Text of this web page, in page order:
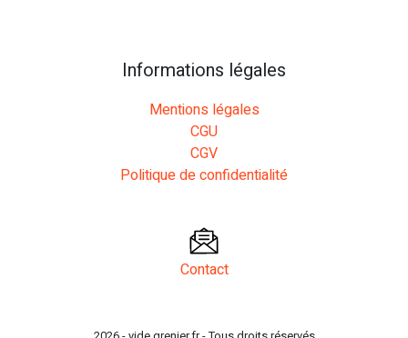
Informations légales
Mentions légales
CGU
CGV
Politique de confidentialité
Contact